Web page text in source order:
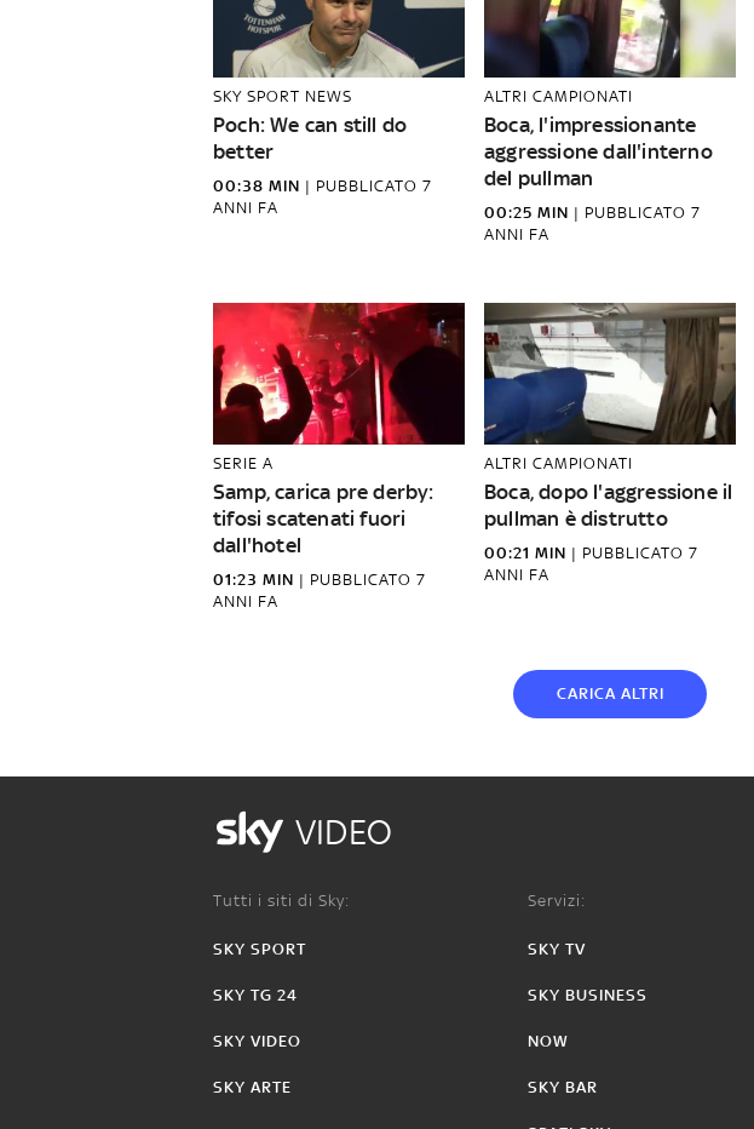
SKY SPORT NEWS
Poch: We can still do
better
00:38 MIN | PUBBLICATO 7
ANNI FA
ALTRI CAMPIONATI
Boca, l'impressionante
aggressione dall'interno
del pullman
00:25 MIN | PUBBLICATO 7
ANNI FA
SERIE A
Samp, carica pre derby:
tifosi scatenati fuori
dall'hotel
01:23 MIN | PUBBLICATO 7
ANNI FA
ALTRI CAMPIONATI
Boca, dopo l'aggressione il
pullman è distrutto
00:21 MIN | PUBBLICATO 7
ANNI FA
CARICA ALTRI
VIDEO
Tutti i siti di Sky:
SKY SPORT
SKY TG 24
SKY VIDEO
SKY ARTE
Servizi:
SKY TV
SKY BUSINESS
NOW
SKY BAR